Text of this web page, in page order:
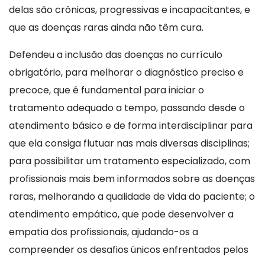
delas são crônicas, progressivas e incapacitantes, e
que as doenças raras ainda não têm cura.
Defendeu a inclusão das doenças no currículo
obrigatório, para melhorar o diagnóstico preciso e
precoce, que é fundamental para iniciar o
tratamento adequado a tempo, passando desde o
atendimento básico e de forma interdisciplinar para
que ela consiga flutuar nas mais diversas disciplinas;
para possibilitar um tratamento especializado, com
profissionais mais bem informados sobre as doenças
raras, melhorando a qualidade de vida do paciente; o
atendimento empático, que pode desenvolver a
empatia dos profissionais, ajudando-os a
compreender os desafios únicos enfrentados pelos